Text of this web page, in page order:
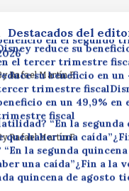
Destacados del
2026Booking Holdings
en el segundo
Rafael Martín F.
reduce su
el tercer trimestre
su beneficio en un
trimestre
en un 49,9% en
fiscal
Rafael Martín F.
“En la segunda
que haber una
la segunda
una caída”¿Fin a la
quincena de agosto